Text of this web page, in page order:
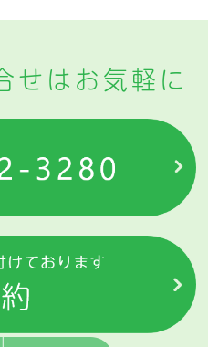
せはお気軽に